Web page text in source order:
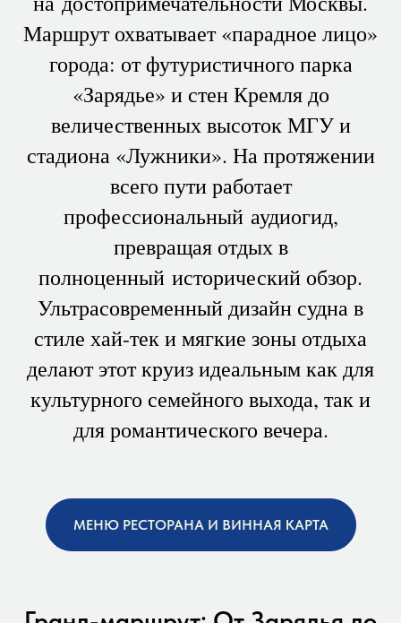
Маршрут охватывает «парадное лицо»
города: от футуристичного парка
«Зарядье» и стен Кремля до
величественных высоток МГУ и
стадиона «Лужники». На протяжении
всего пути работает
профессиональный аудиогид,
превращая отдых в
полноценный исторический обзор.
Ультрасовременный дизайн судна в
стиле хай-тек и мягкие зоны отдыха
делают этот круиз идеальным как для
культурного семейного выхода, так и
для романтического вечера.
МЕНЮ РЕСТОРАНА И ВИННАЯ КАРТА